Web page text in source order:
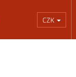
Rámování
CZK